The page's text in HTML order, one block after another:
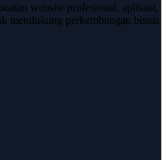
website profesional, aplikasi,
mendukung perkembangan bisnis